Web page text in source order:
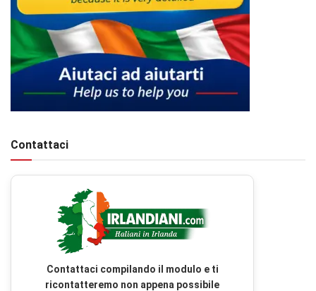
Contattaci
Contattaci compilando il modulo e ti
ricontatteremo non appena possibile